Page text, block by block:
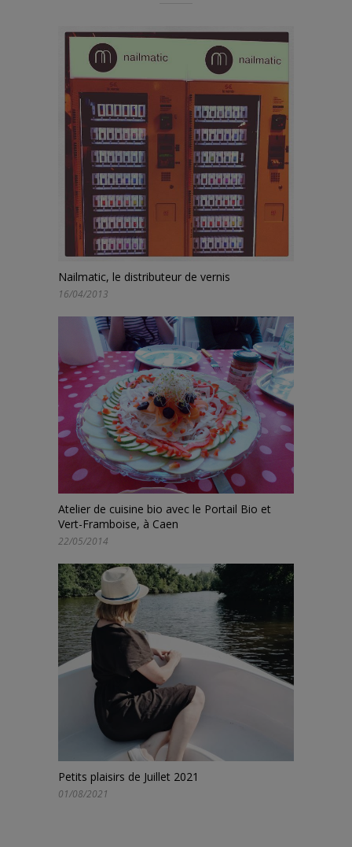
Nailmatic, le distributeur de vernis
16/04/2013
Atelier de cuisine bio avec le Portail Bio et
Vert-Framboise, à Caen
22/05/2014
Petits plaisirs de Juillet 2021
01/08/2021